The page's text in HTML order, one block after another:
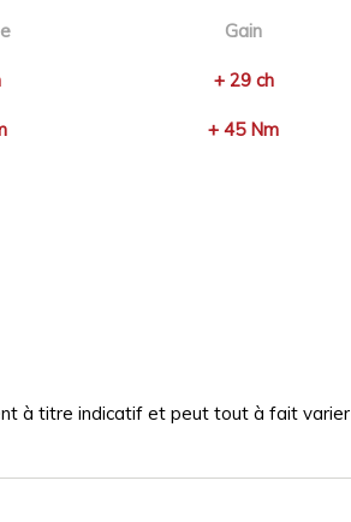
Gain
+ 29 ch
+ 45 Nm
à titre indicatif et peut tout à fait varier